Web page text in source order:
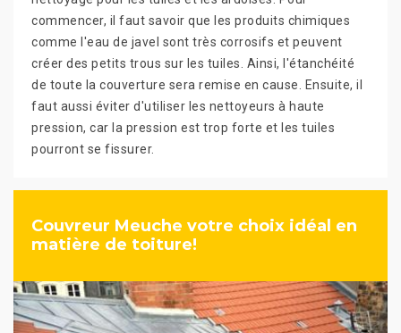
commencer, il faut savoir que les produits chimiques
comme l'eau de javel sont très corrosifs et peuvent
créer des petits trous sur les tuiles. Ainsi, l'étanchéité
de toute la couverture sera remise en cause. Ensuite, il
faut aussi éviter d'utiliser les nettoyeurs à haute
pression, car la pression est trop forte et les tuiles
pourront se fissurer.
Couvreur Meuche votre choix idéal en
matière de toiture!